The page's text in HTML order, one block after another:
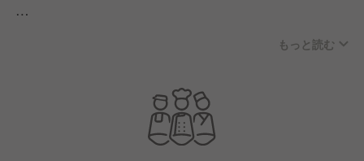
司やこだわりの和食を、誰もが楽しめるリーズナブル
宅を再生した「お屋敷レストラン」の運営や、介護事
業への進出、海外展開など、飲食の枠を超えた幅広い
事業を手掛けているのが特徴です。
もっと読む